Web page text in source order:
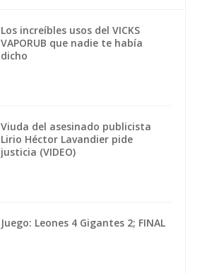
Los increíbles usos del VICKS
VAPORUB que nadie te había
dicho
Viuda del asesinado publicista
Lirio Héctor Lavandier pide
justicia (VIDEO)
Juego: Leones 4 Gigantes 2; FINAL